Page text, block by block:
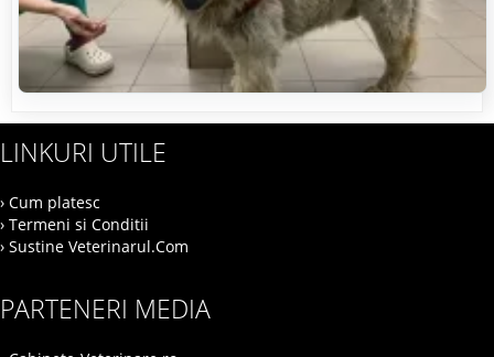
LINKURI UTILE
› Cum platesc
› Termeni si Conditii
› Sustine Veterinarul.Com
PARTENERI MEDIA